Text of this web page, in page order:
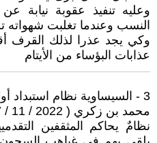
وعليه تنفيذ عقوبة
النسب وعندما تغلبت شهواته
وكي يجد عذرا لذلك القرف
عذابات البؤساء من الأيتام
3 - السيساوية نظام استبداد أوليغارشي 1
محمد بن زكري ( 2022 / 11 / 17 - 21:47 )
نظامٌ يحاكم المثقفين